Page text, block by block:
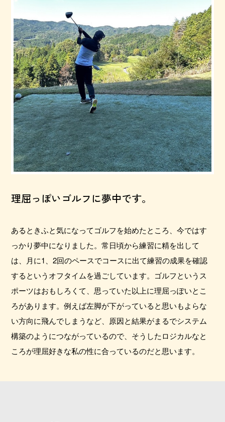
理屈っぽいゴルフに夢中です。
あるときふと気になってゴルフを始めたところ、今ではす
っかり夢中になりました。常日頃から練習に精を出して
は、月に1、2回のペースでコースに出て練習の成果を確認
するというオフタイムを過ごしています。ゴルフというス
ポーツはおもしろくて、思っていた以上に理屈っぽいとこ
ろがあります。例えば左脚が下がっていると思いもよらな
い方向に飛んでしまうなど、原因と結果がまるでシステム
構築のようにつながっているので、そうしたロジカルなと
ころが理屈好きな私の性に合っているのだと思います。